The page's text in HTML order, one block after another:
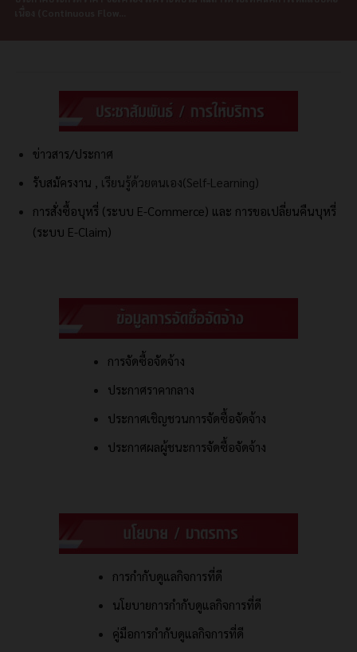
ข่าวสาร/ประกาศ
รับสมัครงาน , เรียนรู้ด้วยตนเอง(Self-Learning)
การสั่งซื้อบุหรี่ (ระบบ E-Commerce) และ การขอเปลี่ยนคืนบุหรี่
(ระบบ E-Claim)
การจัดซื้อจัดจ้าง
ประกาศราคากลาง
ประกาศเชิญชวนการจัดซื้อจัดจ้าง
ประกาศผลผู้ชนะการจัดซื้อจัดจ้าง
การกำกับดูแลกิจการที่ดี
นโยบายการกำกับดูแลกิจการที่ดี
คู่มือการกำกับดูแลกิจการที่ดี